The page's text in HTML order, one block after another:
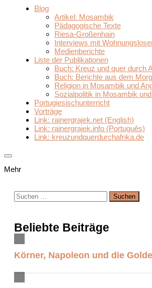
Blog
Artikel: Mosambik
Pädagogische Texte
Riesa-Großenhain
Interviews mit
Medienberichte
Liste der Publikationen
Buch: Kreuz und quer durch
Buch: Berichte aus dem
Religion in Mosambik und
Sozialpolitik in Mosambik
Portugiesischunterricht
Vorträge
Link: rainergrajek.net (English)
Link: rainergrajek.info (Português)
Link: kreuzundquerdurchafrika.de
Mehr
Suchen
nach:
Beliebte Beiträge
Körner, Napoleon und die